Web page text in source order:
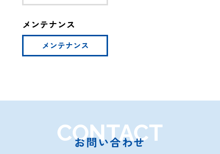
メンテナンス
メンテナンス
CONTACT
お問い合わせ